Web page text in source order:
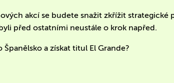
akcí se budete snažit zkřížit strategické
před ostatními neustále o krok napřed.
a získat titul El Grande?